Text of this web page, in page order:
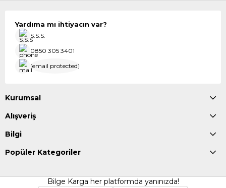
Yardıma mı ihtiyacın var?
S.S.S.
0850 305 3401
[email protected]
Kurumsal
Alışveriş
Bilgi
Popüler Kategoriler
Bilge Karga her platformda yanınızda!